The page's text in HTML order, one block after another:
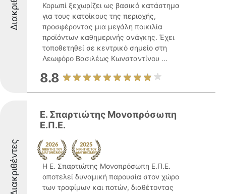
Κορωπί ξεχωρίζει ως βασικό κατάστημα
για τους κατοίκους της περιοχής,
προσφέροντας μια μεγάλη ποικιλία
προϊόντων καθημερινής ανάγκης. Έχει
τοποθετηθεί σε κεντρικό σημείο στη
Λεωφόρο Βασιλέως Κωνσταντίνου ...
8.8
Διακριθέντες
Ε. Σπαρτιώτης Μονοπρόσωπη
Ε.Π.Ε.
Η Ε. Σπαρτιώτης Μονοπρόσωπη Ε.Π.Ε.
αποτελεί δυναμική παρουσία στον χώρο
των τροφίμων και ποτών, διαθέτοντας